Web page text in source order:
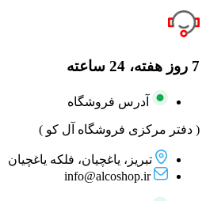
7 روز هفته، 24 ساعته
آدرس فروشگاه
( دفتر مرکزی فروشگاه آل کو )
تبریز، یاغچیان، فلکه یاغچیان
info@alcoshop.ir